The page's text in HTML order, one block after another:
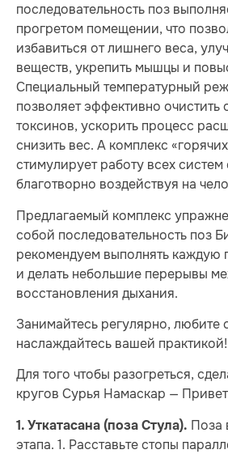
последовательность поз
прогретом помещении, что
избавиться от лишнего веса,
веществ, укрепить мышцы и
Специальный температурный
позволяет эффективно очистить
токсинов, ускорить процесс
снизить вес. А комплекс
стимулирует работу всех систем
благотворно воздействуя на
Предлагаемый комплекс
собой последовательность поз
рекомендуем выполнять каждую
и делать небольшие перерывы
восстановления дыхания.
Занимайтесь регулярно, любите
наслаждайтесь вашей практикой!
Для того чтобы разогреться,
кругов Сурья Намаскар —
1. Уткатасана (поза Стула). Поза
этапа. 1. Расставьте стопы